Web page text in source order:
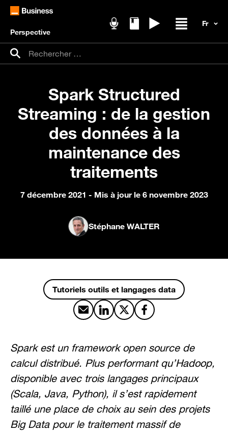
Perspective
Recherche pour :
Rechercher
Spark Structured
Streaming : de la gestion
des données à la
maintenance des
traitements
7 décembre 2021 - Mis à jour le 6 novembre 2023
Stéphane WALTER
Tutoriels outils et langages data
Partager par email
Partager sur LinkedIn
Partager sur X
Partager sur Facebook
Spark est un framework open source de
calcul distribué. Plus performant qu’Hadoop,
disponible avec trois langages principaux
(Scala, Java, Python), il s’est rapidement
taillé une place de choix au sein des projets
Big Data pour le traitement massif de